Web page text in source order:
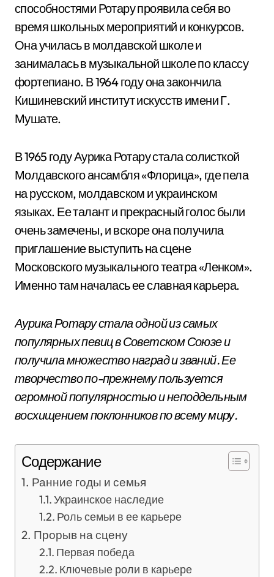
способностями Ротару проявила себя во
время школьных мероприятий и конкурсов.
Она училась в молдавской школе и
занималась в музыкальной школе по классу
фортепиано. В 1964 году она закончила
Кишиневский институт искусств имени Г.
Мушате.
В 1965 году Аурика Ротару стала солисткой
Молдавского ансамбля «Флорица», где пела
на русском, молдавском и украинском
языках. Ее талант и прекрасный голос были
очень замечены, и вскоре она получила
приглашение выступить на сцене
Московского музыкального театра «Ленком».
Именно там началась ее славная карьера.
Аурика Ротару стала одной из самых
популярных певиц в Советском Союзе и
получила множество наград и званий. Ее
творчество по-прежнему пользуется
огромной популярностью и неподдельным
восхищением поклонников по всему миру.
Содержание
Ранние годы и семья
Украинское наследие
Роль семьи в ее карьере
Прорыв на сцену
Первая победа
Ключевые роли в карьере